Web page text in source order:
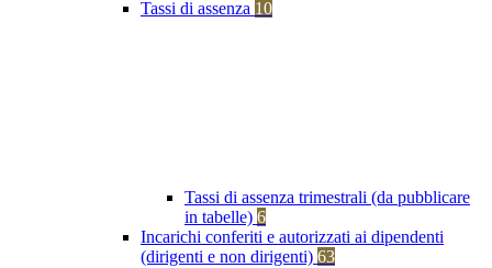
Tassi di assenza 10
Tassi di assenza trimestrali (da pubblicare
in tabelle) 6
Incarichi conferiti e autorizzati ai dipendenti
(dirigenti e non dirigenti) 63